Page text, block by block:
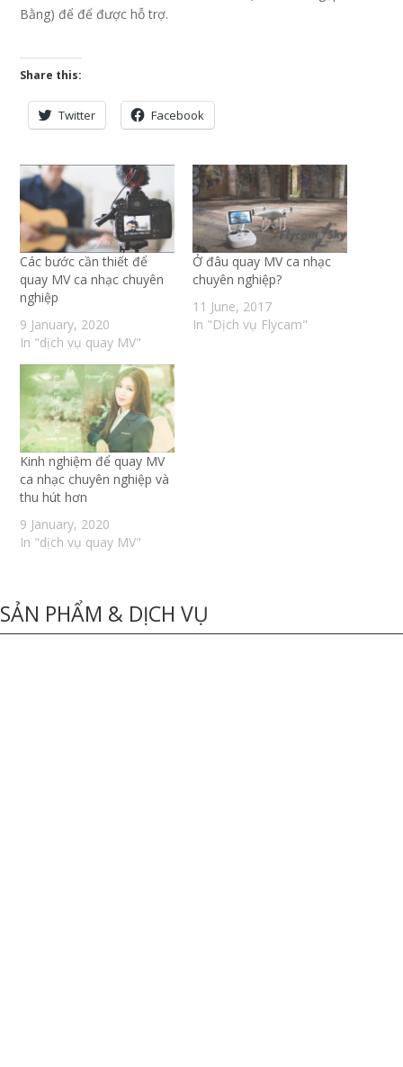
Bằng) để để được hỗ trợ.
Share this:
Twitter Facebook
Các bước cần thiết để
quay MV ca nhạc chuyên
nghiệp
9 January, 2020
In "dịch vụ quay MV"
Ở đâu quay MV ca nhạc
chuyên nghiệp?
11 June, 2017
In "Dịch vụ Flycam"
Kinh nghiệm để quay MV
ca nhạc chuyên nghiệp và
thu hút hơn
9 January, 2020
In "dịch vụ quay MV"
SẢN PHẨM & DỊCH VỤ